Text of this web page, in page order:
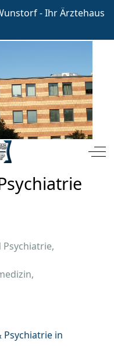
- Ihr Ärztehaus
Psychiatrie in